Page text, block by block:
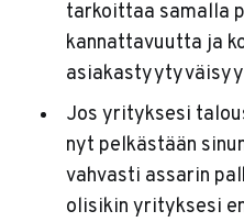
tarkoittaa samalla
kannattavuutta ja
Jos yrityksesi
nyt pelkästään
vahvasti assarin
olisikin yrityksesi